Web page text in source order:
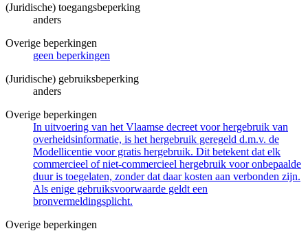
(Juridische) toegangsbeperking
anders
Overige beperkingen
geen beperkingen
(Juridische) gebruiksbeperking
anders
Overige beperkingen
In uitvoering van het Vlaamse decreet voor hergebruik van
overheidsinformatie, is het hergebruik geregeld d.m.v. de
Modellicentie voor gratis hergebruik. Dit betekent dat elk
commercieel of niet-commercieel hergebruik voor onbepaalde
duur is toegelaten, zonder dat daar kosten aan verbonden zijn.
Als enige gebruiksvoorwaarde geldt een
bronvermeldingsplicht.
Overige beperkingen